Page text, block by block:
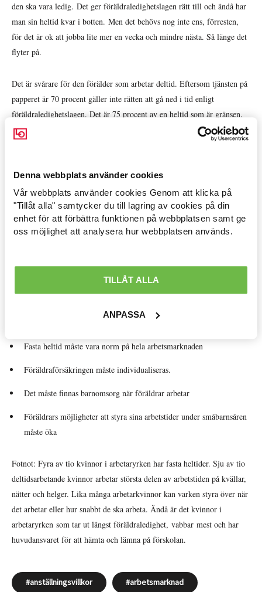
Denna webbplats använder cookies
Vår webbplats använder cookies Genom att klicka på
"Tillåt alla" samtycker du till lagring av cookies på din
enhet för att förbättra funktionen på webbplatsen samt ge
oss möjlighet att analysera hur webbplatsen används.
TILLÅT ALLA
ANPASSA
Arbetsmarknad »
Avtal löner & arbetsrätt »
Internationellt »
Välfärd »
Distriktsbloggare »
den ska vara ledig. Det ger föräldraledighetslagen rätt till och ändå har
man sin heltid kvar i botten. Men det behövs nog inte ens, förresten,
för det är ok att jobba lite mer en vecka och mindre nästa. Så länge det
flyter på.
Det är svårare för den förälder som arbetar deltid. Eftersom tjänsten på
papperet är 70 procent gäller inte rätten att gå ned i tid enligt
föräldraledighetslagen. Det är 75 procent av en heltid som är gränsen.
Det är synd att det inte funkar. Inte för att den föräldern vill jobba och
tjäna mindre, men det skulle vara så praktiskt att kunna styra lite bättre
den veckan. För den enda förskolan som har öppet kvällstid ligger i en
helt annan del av stan. Och vem skulle i så fall ta barnen dit från
vanliga stället?
Säg att ni sitter vid köksbordet och funderar över vem av er som ska ta
ansvaret i realiteten?
Fasta heltid måste vara norm på hela arbetsmarknaden
Föräldraförsäkringen måste individualiseras.
Det måste finnas barnomsorg när föräldrar arbetar
Föräldrars möjligheter att styra sina arbetstider under småbarnsåren
måste öka
Fotnot: Fyra av tio kvinnor i arbetaryrken har fasta heltider. Sju av tio
deltidsarbetande kvinnor arbetar största delen av arbetstiden på kvällar,
nätter och helger. Lika många arbetarkvinnor kan varken styra över när
det arbetar eller hur snabbt de ska arbeta. Ändå är det kvinnor i
arbetaryrken som tar ut längst föräldraledighet, vabbar mest och har
huvudansvaret för att hämta och lämna på förskolan.
anställningsvillkor arbetsmarknad